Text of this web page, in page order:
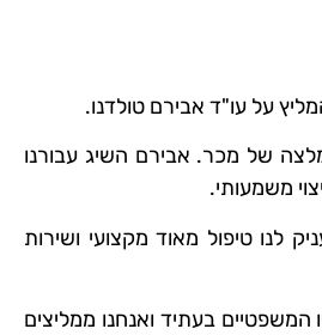
על עו"ד אבירם טולדנו.
של מכר. אבירם השיג עבורנו
משמעותי.
לנו טיפול מאוד מקצועי ושירות
המשפטיים בעתיד ואנחנו ממליצים
לאפס את כל האפשרויות
cached